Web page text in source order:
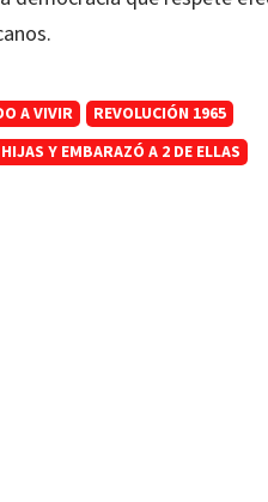
A VIVIR
REVOLUCIÓN 1965
Y EMBARAZÓ A 2 DE ELLAS